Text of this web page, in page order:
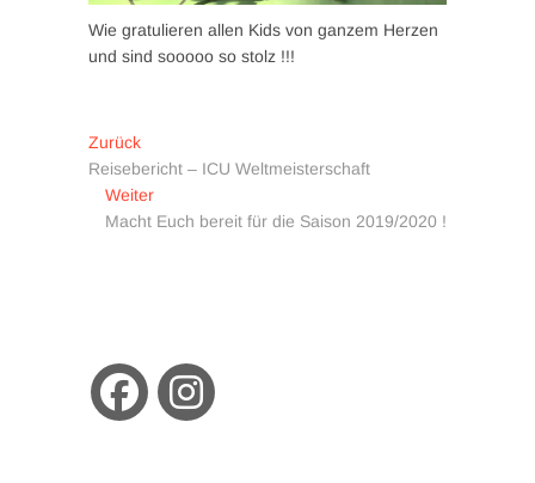
Wie gratulieren allen Kids von ganzem Herzen
und sind sooooo so stolz !!!
Beitragsnavigation
ZurückVorheriger
Beitrag:
Reisebericht – ICU Weltmeisterschaft
WeiterNächster
Beitrag:
Macht Euch bereit für die Saison 2019/2020 !